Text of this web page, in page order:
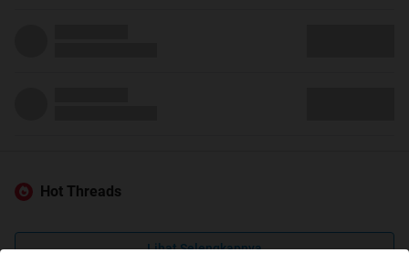
Hot Threads
Lihat Selengkapnya